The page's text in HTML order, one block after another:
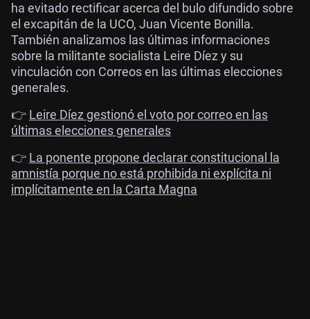
ha evitado rectificar acerca del bulo difundido sobre
el excapitán de la UCO, Juan Vicente Bonilla.
También analizamos las últimas informaciones
sobre la militante socialista Leire Díez y su
vinculación con Correos en las últimas elecciones
generales.
👉 Leire Díez gestionó el voto por correo en las
últimas elecciones generales
👉 La ponente propone declarar constitucional la
amnistía porque no está prohibida ni explícita ni
implícitamente en la Carta Magna